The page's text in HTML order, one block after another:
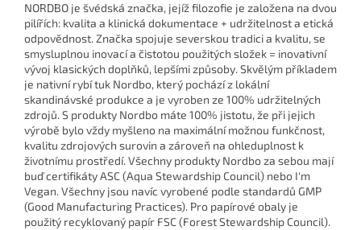
NORDBO je švédská značka, jejíž filozofie je založena na dvou
pilířích: kvalita a klinická dokumentace + udržitelnost a etická
odpovědnost. Značka spojuje severskou tradici a kvalitu, se
smysluplnou inovací a čistotou použitých složek = inovativní
vývoj klasických doplňků, lepšími způsoby. Skvělým příkladem
je nativní rybí tuk Nordbo, který pochází z lokální
skandinávské produkce a je vyroben ze 100% udržitelných
zdrojů. S produkty Nordbo máte 100% jistotu, že při jejich
výrobě bylo vždy myšleno na maximální možnou funkčnost,
kvalitu zdrojových surovin a zároveň na ohleduplnost k
životnímu prostředí. Všechny produkty Nordbo za sebou mají
buď certifikáty ASC (Aqua Stewardship Council) nebo I'm
Vegan. Všechny jsou navíc vyrobené podle standardů GMP
(Good Manufacturing Practices). Pro papírové obaly je
použitý recyklovaný papír FSC (Forest Stewardship Council).